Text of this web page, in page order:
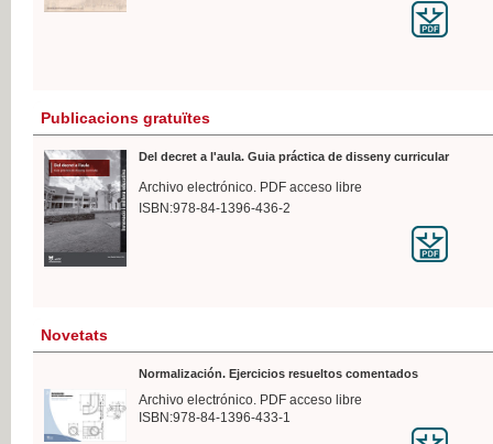
Publicacions gratuïtes
Del decret a l'aula. Guia práctica de disseny curricular
Archivo electrónico. PDF acceso libre
ISBN:978-84-1396-436-2
Novetats
Normalización. Ejercicios resueltos comentados
Archivo electrónico. PDF acceso libre
ISBN:978-84-1396-433-1